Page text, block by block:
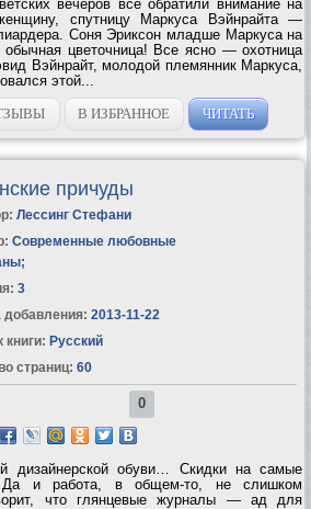
вечеров все обратили внимание на
спутницу Маркуса Вэйнрайта —
Соня Эриксон младше Маркуса на
цветочница! Все ясно — охотница
Вэйнрайт, молодой племянник Маркуса,
этой...
В ИЗБРАННОЕ ЧИТАТЬ
причуды
Лессинг Стефани
Современные любовные
;
3
добавления: 2013-11-22
книги: Русский
страниц: 60
0
дизайнерской обуви… Скидки на самые
и работа, в общем-то, не слишком
что глянцевые журналы — ад для